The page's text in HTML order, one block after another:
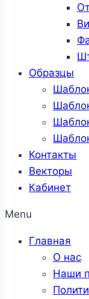
Образцы
Контакты
Векторы
Кабинет
Menu
Главная
О нас
Наши